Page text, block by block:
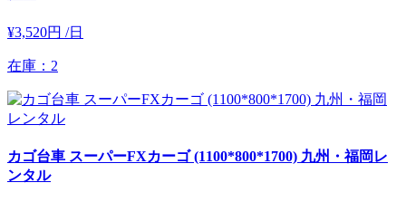
¥3,520円 /日
在庫：2
カゴ台車 スーパーFXカーゴ (1100*800*1700) 九州・福岡レ
ンタル